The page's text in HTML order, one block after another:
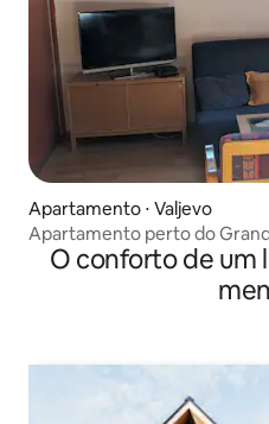
Apartamento ⋅ Valjevo
Apartamento perto do
O conforto de um